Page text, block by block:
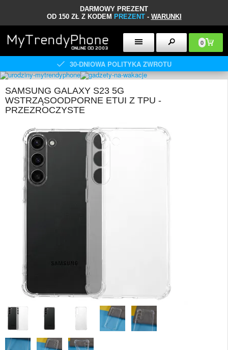
DARMOWY PREZENT
OD 150 ZŁ Z KODEM PREZENT- WARUNKI
0
30-DNIOWA POLITYKA ZWROTU
SAMSUNG GALAXY S23 5G
WSTRZĄSOODPORNE ETUI Z TPU -
PRZEZROCZYSTE